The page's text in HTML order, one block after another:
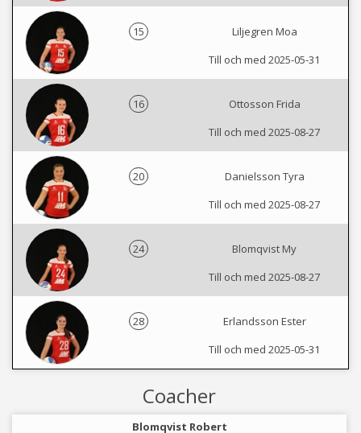
15
Liljegren Moa
Till och med 2025-05-31
16
Ottosson Frida
Till och med 2025-08-27
20
Danielsson Tyra
Till och med 2025-08-27
24
Blomqvist My
Till och med 2025-08-27
28
Erlandsson Ester
Till och med 2025-05-31
Coacher
Blomqvist Robert